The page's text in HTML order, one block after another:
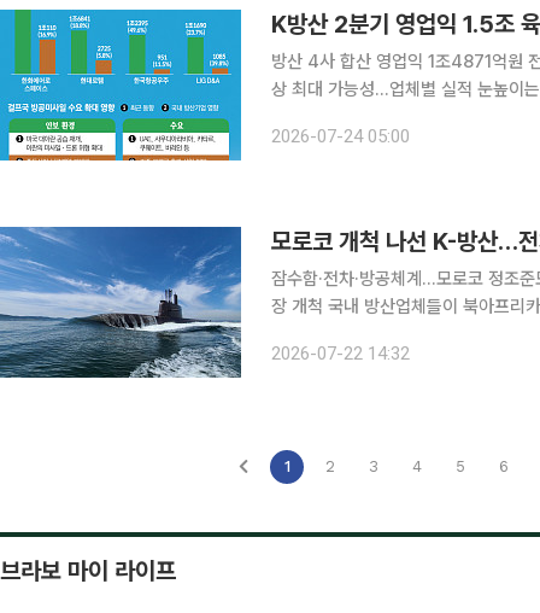
방산 4사 합산 영업익 1조4871억원
상 최대 가능성…업체별 실적 눈높이는 엇갈려 국내 주요 방산업체 4곳의 올해
관심이 쏠린다. 23일 금융정
2026-07-24 05:00
모로코 개척 나선 K-방산…전
잠수함·전차·방공체계…모로코 정조
장 개척 국내 방산업체들이 북아프리카 핵심 국가인 모로코를 새로운 수출 시장으로 주목하고 있다.
서 K-방산의 해외 시장이 유럽과 중
2026-07-22 14:32
1 2 3 4 5 6
브라보 마이 라이프